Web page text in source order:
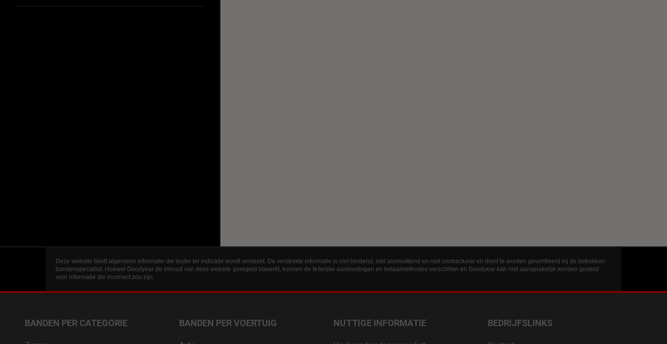
Deze website biedt algemene informatie die louter ter indicatie wordt verstrekt. De verstrekte informatie is niet bindend, niet alomvattend en niet contractueel en dient te worden geverifieerd bij de betrokken
bandenspecialist. Hoewel Goodyear de inhoud van deze website geregeld bijwerkt, kunnen de feitelijke aanbiedingen en betaalmethodes verschillen en Goodyear kan niet aansprakelijk worden gesteld
voor informatie die incorrect zou zijn.
BANDEN PER CATEGORIE BANDEN PER VOERTUIG NUTTIGE INFORMATIE BEDRIJFSLINKS